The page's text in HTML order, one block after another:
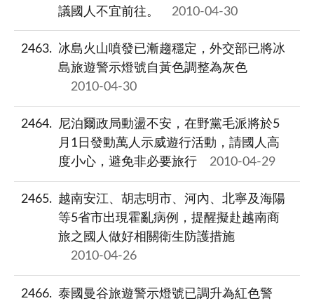
議國人不宜前往。
2010-04-30
2463
冰島火山噴發已漸趨穩定，外交部已將冰
島旅遊警示燈號自黃色調整為灰色
2010-04-30
2464
尼泊爾政局動盪不安，在野黨毛派將於5
月1日發動萬人示威遊行活動，請國人高
度小心，避免非必要旅行
2010-04-29
2465
越南安江、胡志明市、河內、北寧及海陽
等5省市出現霍亂病例，提醒擬赴越南商
旅之國人做好相關衛生防護措施
2010-04-26
2466
泰國曼谷旅遊警示燈號已調升為紅色警